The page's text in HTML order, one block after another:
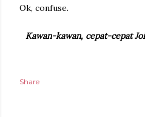
Ok, confuse.
Kawan-kawan, cepat-cepat
Share